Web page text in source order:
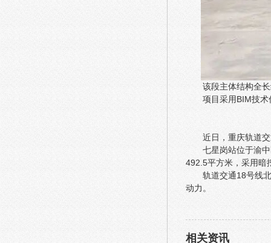
该段主体结构全
项目采用BIM技
近日，重庆轨道
七星岗站位于渝
492.5平方米，采用暗
轨道交通18号线
动力。
相关资讯